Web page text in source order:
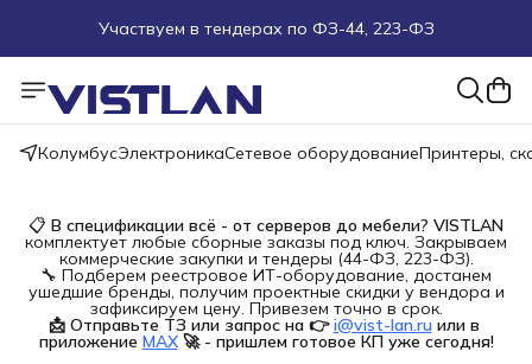
Участвуем в тендерах по ФЗ-44, 223-ФЗ
Поможем подобрать оборудование под ТЗ
Пуско-наладочные работы
Более 100 000 позиций в наличии и под заказ
КолумбусЭлектроникаСетевое оборудованиеПринтеры,
📋 В спецификации всё - от серверов до мебели? VISTLAN
комплектует любые сборные заказы под ключ. Закрываем
коммерческие закупки и тендеры (44-ФЗ, 223-ФЗ).
🔧 Подберем реестровое ИТ-оборудование, достанем
ушедшие бренды, получим проектные скидки у вендора и
зафиксируем цену. Привезем точно в срок.
📩 Отправьте ТЗ или запрос на 👉 i@vist-lan.ru или в
приложение MAX 🚀 - пришлем готовое КП уже сегодня!